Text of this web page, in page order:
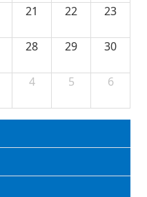
21 22 23
28 29 30
4 5 6